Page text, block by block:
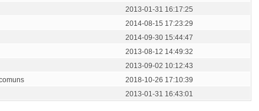
2013-01-31 16:17:25
2014-08-15 17:23:29
2014-09-30 15:44:47
2013-08-12 14:49:32
2013-09-02 10:12:43
2018-10-26 17:10:39
2013-01-31 16:43:01